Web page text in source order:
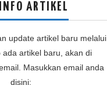
ARTIKEL
update artikel baru melalui
ada artikel baru, akan di
Masukkan email anda
disini: